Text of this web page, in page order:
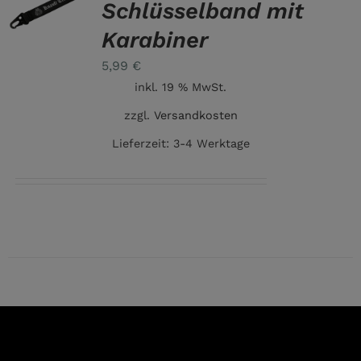
Schlüsselband mit
Karabiner
5,99 €
inkl. 19 % MwSt.
zzgl. Versandkosten
Lieferzeit: 3-4 Werktage